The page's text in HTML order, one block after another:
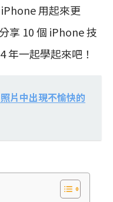
用起來更
享 10 個 iPhone 技
年一起學起來吧！
片中出現不愉快的